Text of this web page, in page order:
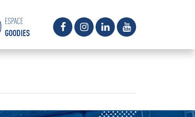
ESPACE
GOODIES